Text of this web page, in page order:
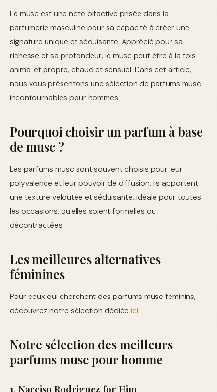
Le musc est une note olfactive prisée dans la
parfumerie masculine pour sa capacité à créer une
signature unique et séduisante. Apprécié pour sa
richesse et sa profondeur, le musc peut être à la fois
animal et propre, chaud et sensuel. Dans cet article,
nous vous présentons une sélection de parfums musc
incontournables pour hommes.
Pourquoi choisir un parfum à base
de musc ?
Les parfums musc sont souvent choisis pour leur
polyvalence et leur pouvoir de diffusion. Ils apportent
une texture veloutée et séduisante, idéale pour toutes
les occasions, qu'elles soient formelles ou
décontractées.
Les meilleures alternatives
féminines
Pour ceux qui cherchent des parfums musc féminins,
découvrez notre sélection dédiée ici.
Notre sélection des meilleurs
parfums musc pour homme
1. Narciso Rodriguez for Him